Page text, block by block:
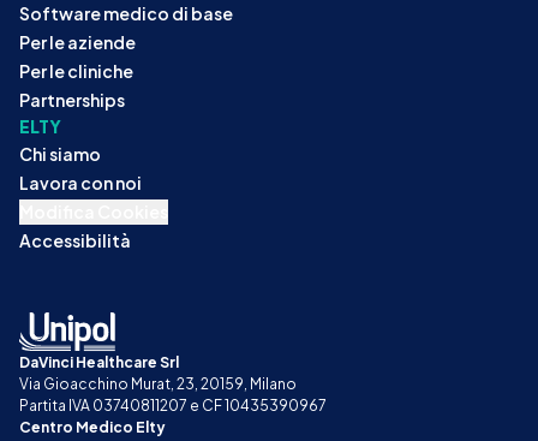
Software medico di base
Per le aziende
Per le cliniche
Partnerships
ELTY
Chi siamo
Lavora con noi
Accessibilità
DaVinci Healthcare Srl
Via Gioacchino Murat, 23, 20159, Milano
Partita IVA 03740811207 e CF 10435390967
Centro Medico Elty